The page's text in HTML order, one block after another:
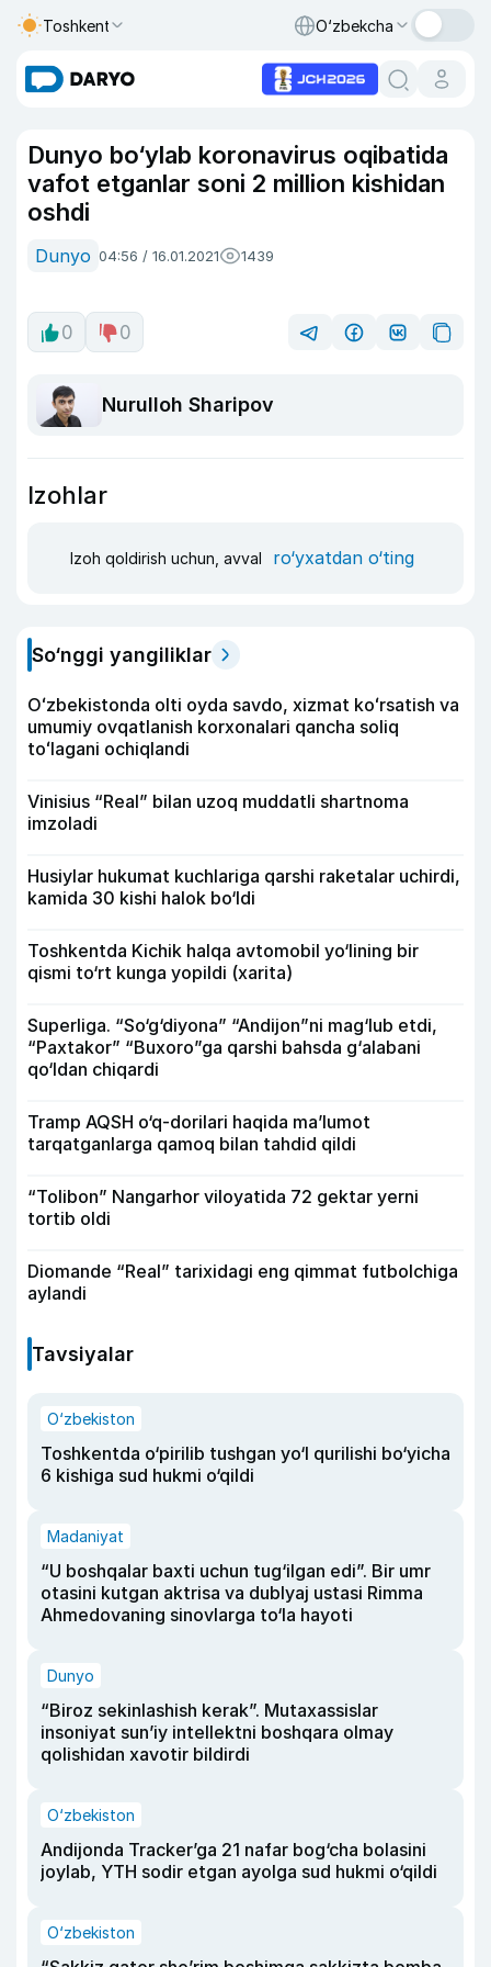
Toshkent O‘zbekcha
Dunyo bo‘ylab koronavirus oqibatida
vafot etganlar soni 2 million kishidan
oshdi
Dunyo 04:56 / 16.01.2021 1439
0 0
Nurulloh Sharipov
Izohlar
Izoh qoldirish uchun, avval ro‘yxatdan o‘ting
So‘nggi yangiliklar
Oʻzbekistonda olti oyda savdo, xizmat koʻrsatish va
umumiy ovqatlanish korxonalari qancha soliq
toʻlagani ochiqlandi
Vinisius “Real” bilan uzoq muddatli shartnoma
imzoladi
Husiylar hukumat kuchlariga qarshi raketalar uchirdi,
kamida 30 kishi halok bo‘ldi
Toshkentda Kichik halqa avtomobil yo‘lining bir
qismi to‘rt kunga yopildi (xarita)
Superliga. “So‘g‘diyona” “Andijon”ni mag‘lub etdi,
“Paxtakor” “Buxoro”ga qarshi bahsda g‘alabani
qo‘ldan chiqardi
Tramp AQSH o‘q-dorilari haqida ma’lumot
tarqatganlarga qamoq bilan tahdid qildi
“Tolibon” Nangarhor viloyatida 72 gektar yerni
tortib oldi
Diomande “Real” tarixidagi eng qimmat futbolchiga
aylandi
Tavsiyalar
O‘zbekiston
Toshkentda o‘pirilib tushgan yo‘l qurilishi bo‘yicha
6 kishiga sud hukmi o‘qildi
Madaniyat
“U boshqalar baxti uchun tug‘ilgan edi”. Bir umr
otasini kutgan aktrisa va dublyaj ustasi Rimma
Ahmedovaning sinovlarga to‘la hayoti
Dunyo
“Biroz sekinlashish kerak”. Mutaxassislar
insoniyat sun’iy intellektni boshqara olmay
qolishidan xavotir bildirdi
O‘zbekiston
Andijonda Tracker’ga 21 nafar bog‘cha bolasini
joylab, YTH sodir etgan ayolga sud hukmi o‘qildi
O‘zbekiston